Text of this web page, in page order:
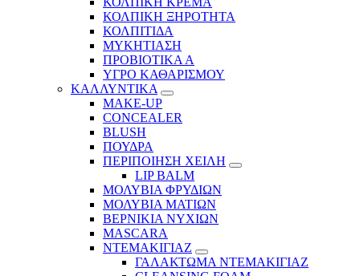
ΚΟΛΠΙΚΗ ΞΗΡΟΤΗΤΑ
ΚΟΛΠΙΤΙΔΑ
ΜΥΚΗΤΙΑΣΗ
ΠΡΟΒΙΟΤΙΚΑ Α
ΥΓΡΟ ΚΑΘΑΡΙΣΜΟΥ
ΚΑΛΛΥΝΤΙΚΑ
MAKE-UP
CONCEALER
BLUSH
ΠΟΥΔΡΑ
ΠΕΡΙΠΟΙΗΣΗ ΧΕΙΛΗ
LIP BALM
ΜΟΛΥΒΙΑ ΦΡΥΔΙΩΝ
ΜΟΛΥΒΙΑ ΜΑΤΙΩΝ
ΒΕΡΝΙΚΙΑ ΝΥΧΙΩΝ
MASCARA
ΝΤΕΜΑΚΙΓΙΑΖ
ΓΑΛΑΚΤΩΜΑ ΝΤΕΜΑΚΙΓΙΑΖ